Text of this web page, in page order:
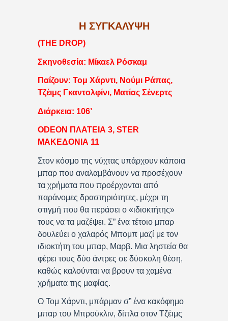
Η ΣΥΓΚΑΛΥΨΗ
(THE DROP)
Σκηνοθεσία: Μίκαελ Ρόσκαμ
Παίζουν: Τομ Χάρντι, Νούμι Ράπας,
Τζέιμς Γκαντολφίνι, Ματίας Σένερτς
Διάρκεια: 106’
ODEON ΠΛΑΤΕΙΑ 3, STER
ΜΑΚΕΔΟΝΙΑ 11
Στον κόσμο της νύχτας υπάρχουν κάποια
μπαρ που αναλαμβάνουν να προσέχουν
τα χρήματα που προέρχονται από
παράνομες δραστηριότητες, μέχρι τη
στιγμή που θα περάσει ο «ιδιοκτήτης»
τους να τα μαζέψει. Σ” ένα τέτοιο μπαρ
δουλεύει ο χαλαρός Μπομπ μαζί με τον
ιδιοκτήτη του μπαρ, Μαρβ. Μια ληστεία θα
φέρει τους δύο άντρες σε δύσκολη θέση,
καθώς καλούνται να βρουν τα χαμένα
χρήματα της μαφίας.
Ο Τομ Χάρντι, μπάρμαν σ” ένα κακόφημο
μπαρ του Μπρούκλιν, δίπλα στον Τζέιμς